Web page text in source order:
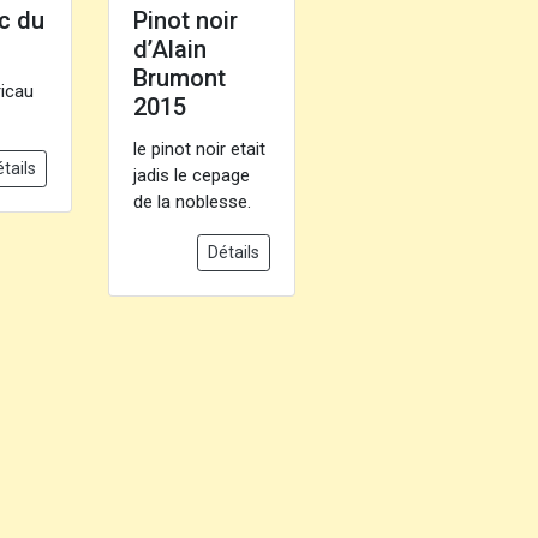
du
Pinot noir
d’Alain
Brumont
2015
le pinot noir etait
jadis le cepage
de la noblesse.
Détails